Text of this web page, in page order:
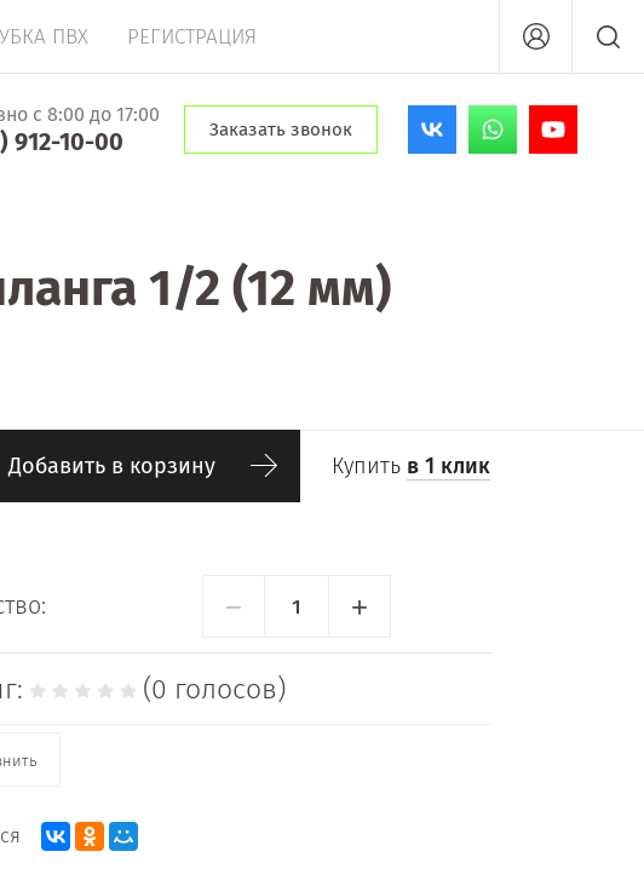
ПВХ РЕГИСТРАЦИЯ
с 8:00 до 17:00
912-10-00 Заказать звонок
1/2 (12 мм)
Добавить в корзину Купить в 1 клик
− +
(0 голосов)